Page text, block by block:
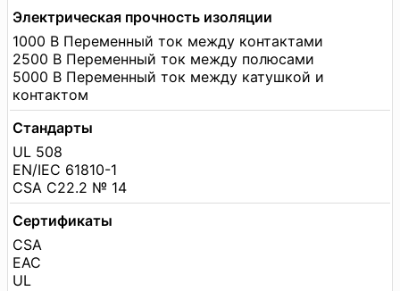
Электрическая прочность изоляции
1000 В Переменный ток между контактами
2500 В Переменный ток между полюсами
5000 В Переменный ток между катушкой и
контактом
Стандарты
UL 508
EN/IEC 61810-1
CSA C22.2 № 14
Сертификаты
CSA
EAC
UL